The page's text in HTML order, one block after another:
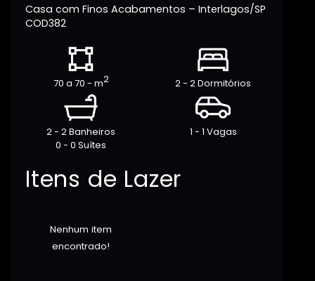
Casa com Finos Acabamentos – Interlagos/SP
COD382
70 a 70 - m2 2 - 2 Dormitórios
2 - 2 Banheiros
0 - 0 Suítes
1 - 1 Vagas
Itens de Lazer
Nenhum item
encontrado!